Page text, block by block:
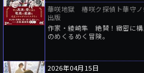
華咲地獄 椿咲ク探偵ト華守ノ
出版
作家・綾崎隼 絶賛！緻密に構
のめくるめく冒険。
2026年04月15日